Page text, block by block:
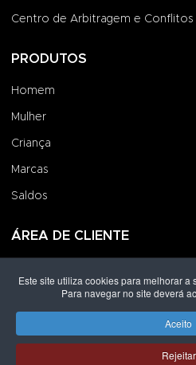
Centro de Arbitragem e Conflitos
PRODUTOS
Homem
Mulher
Criança
Marcas
Saldos
ÁREA DE CLIENTE
Criar uma Conta
Direitos de autor © 2026 Grupo
Este site utiliza cookies para melhorar
Para navegar no site deverá
Aceito
Rejeitar